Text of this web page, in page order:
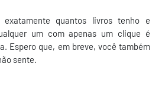
quantos livros tenho e
um com apenas um clique é
Espero que, em breve, você também
sente.